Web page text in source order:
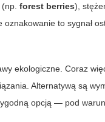
(np.forest berries),
to sygnał
ekologiczne. Coraz
Alternatywą są
opcją — pod